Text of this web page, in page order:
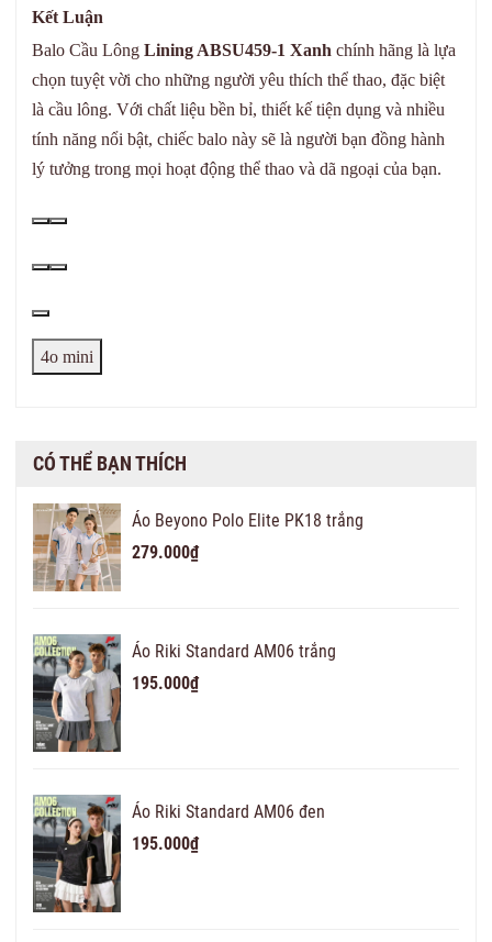
Kết Luận
Balo Cầu Lông Lining ABSU459-1 Xanh chính hãng là lựa
chọn tuyệt vời cho những người yêu thích thể thao, đặc biệt
là cầu lông. Với chất liệu bền bỉ, thiết kế tiện dụng và nhiều
tính năng nổi bật, chiếc balo này sẽ là người bạn đồng hành
lý tưởng trong mọi hoạt động thể thao và dã ngoại của bạn.
4o mini
CÓ THỂ BẠN THÍCH
Áo Beyono Polo Elite PK18 trắng
279.000₫
Áo Riki Standard AM06 trắng
195.000₫
Áo Riki Standard AM06 đen
195.000₫